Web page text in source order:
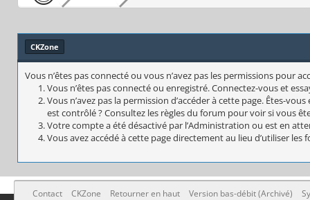
CKZone
Vous n’êtes pas connecté ou vous n’avez pas les permissions pour
Vous n’êtes pas connecté ou enregistré. Connectez-vous et
Vous n’avez pas la permission d’accéder à cette page. Êtes-
est contrôlé ? Consultez les règles du forum pour voir si vous
Votre compte a été désactivé par l’Administration ou est en
Vous avez accédé à cette page directement au lieu d’utiliser
Contact CKZone Retourner en haut Version bas-débit (Archivé)